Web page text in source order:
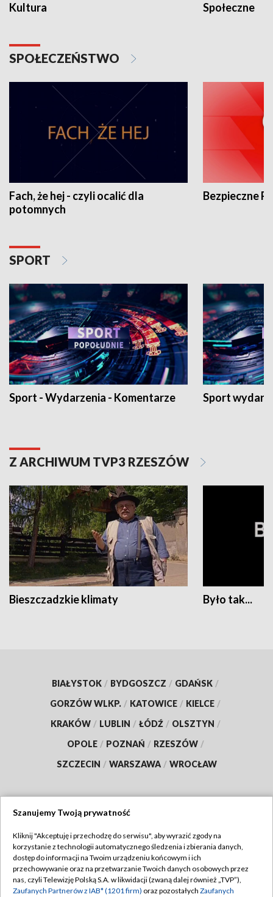
Kultura Społeczne
SPOŁECZEŃSTWO
Fach, że hej - czyli ocalić dla
potomnych
Bezpieczne
SPORT
Sport - Wydarzenia - Komentarze Sport
Z ARCHIWUM TVP3 RZESZÓW
Bieszczadzkie klimaty Było tak...
BIAŁYSTOK / BYDGOSZCZ / GDAŃSK /
GORZÓW WLKP. / KATOWICE / KIELCE /
KRAKÓW / LUBLIN / ŁÓDŹ / OLSZTYN /
OPOLE / POZNAŃ / RZESZÓW /
SZCZECIN / WARSZAWA / WROCŁAW
TVP
Abonament TVP
Emisja w TVP
Regulamin TVP
Polityka prywatności
Szanujemy Twoją prywatność
Kliknij "Akceptuję i przechodzę do serwisu", aby wyrazić zgody na
korzystanie z technologii automatycznego śledzenia i zbierania danych,
dostęp do informacji na Twoim urządzeniu końcowym i ich
przechowywanie oraz na przetwarzanie Twoich danych osobowych przez
nas, czyli Telewizję Polską S.A. w likwidacji (zwaną dalej również „TVP”),
Zaufanych Partnerów z IAB* (1201 firm) oraz pozostałych Zaufanych